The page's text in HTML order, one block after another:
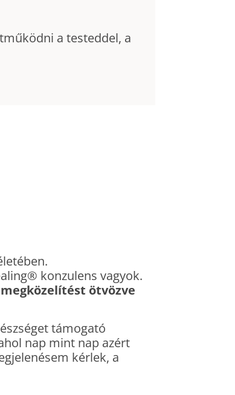
a testeddel, a
konzulens vagyok.
ötvözve
támogató
nap mint nap azért
kérlek, a